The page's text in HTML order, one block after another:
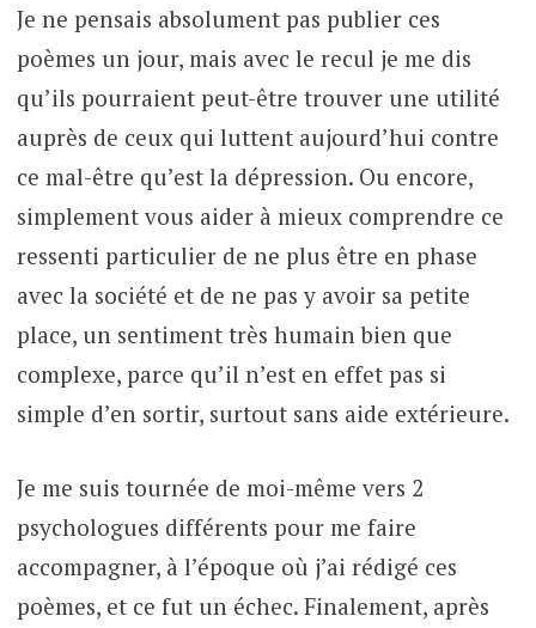
Je ne pensais absolument pas publier ces
poèmes un jour, mais avec le recul je me dis
qu’ils pourraient peut-être trouver une utilité
auprès de ceux qui luttent aujourd’hui contre
ce mal-être qu’est la dépression. Ou encore,
simplement vous aider à mieux comprendre ce
ressenti particulier de ne plus être en phase
avec la société et de ne pas y avoir sa petite
place, un sentiment très humain bien que
complexe, parce qu’il n’est en effet pas si
simple d’en sortir, surtout sans aide extérieure.
Je me suis tournée de moi-même vers 2
psychologues différents pour me faire
accompagner, à l’époque où j’ai rédigé ces
poèmes, et ce fut un échec. Finalement, après